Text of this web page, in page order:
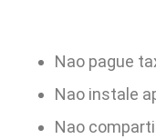
Nao pague
Nao instale
Nao